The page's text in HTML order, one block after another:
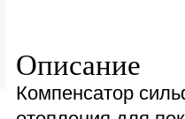
Описание
Компенсатор